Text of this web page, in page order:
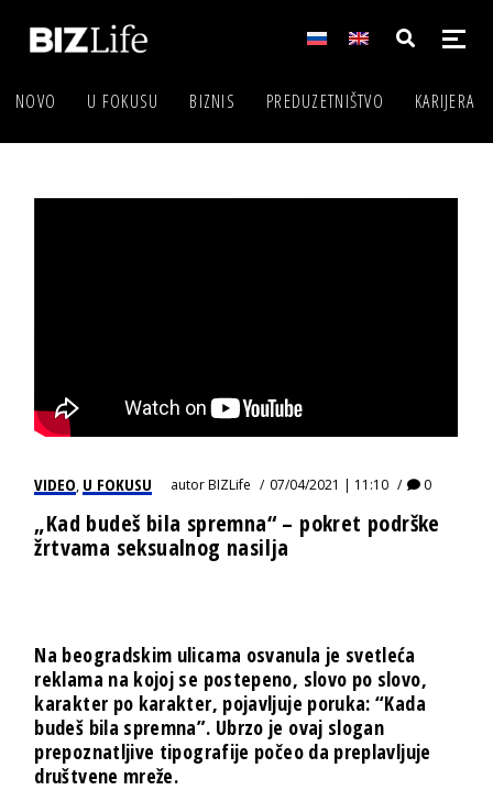
NOVO U FOKUSU BIZNIS PREDUZETNIŠTVO KARIJERA
VIDEO, U FOKUSU autorBIZLife 07/04/2021 | 11:10 0
„Kad budeš bila spremna“ – pokret podrške
žrtvama seksualnog nasilja
Na beogradskim ulicama osvanula je svetleća
reklama na kojoj se postepeno, slovo po slovo,
karakter po karakter, pojavljuje poruka: “Kada
budeš bila spremna”. Ubrzo je ovaj slogan
prepoznatljive tipografije počeo da preplavljuje
društvene mreže.